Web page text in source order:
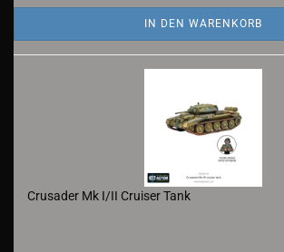
IN DEN WARENKORB
Crusader Mk I/II Cruiser Tank